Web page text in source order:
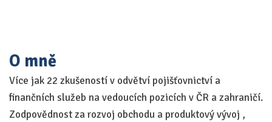
O mně
Více jak 22 zkušeností v odvětví pojišťovnictví a
finančních služeb na vedoucích pozicích v ČR a zahraničí.
Zodpovědnost za rozvoj obchodu a produktový vývoj ,